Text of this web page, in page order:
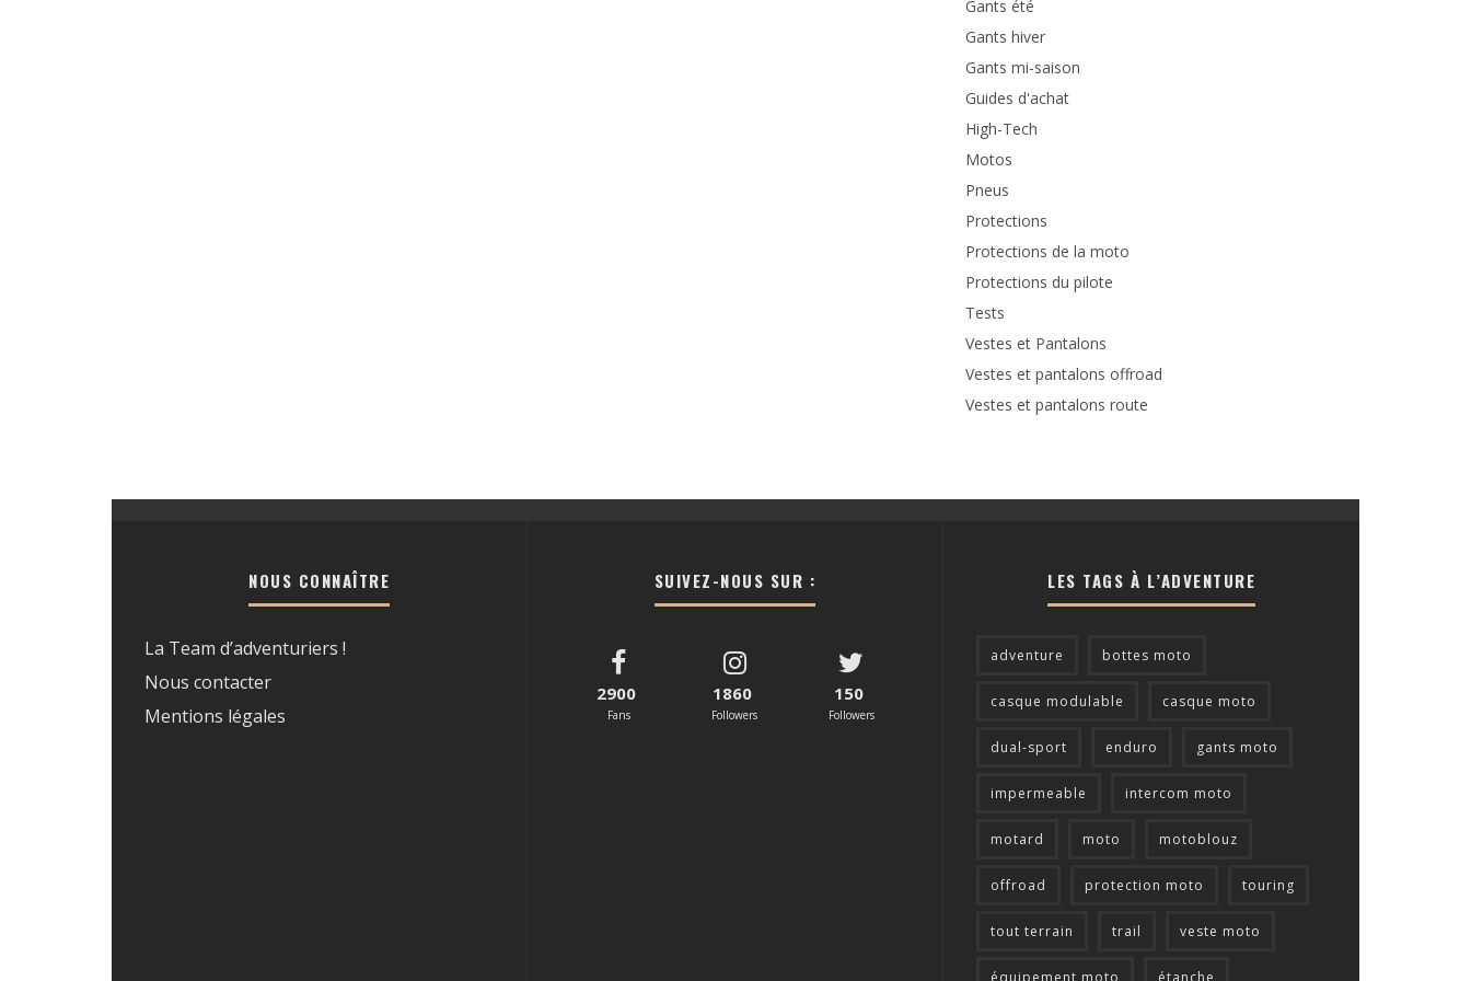
Gants été
Gants hiver
Gants mi-saison
Guides d'achat
High-Tech
Motos
Pneus
Protections
Protections de la moto
Protections du pilote
Tests
Vestes et Pantalons
Vestes et pantalons offroad
Vestes et pantalons route
NOUS CONNAÎTRE
La Team d’adventuriers !
Nous contacter
Mentions légales
SUIVEZ-NOUS SUR :
2900
Fans
1860
Followers
150
Followers
LES TAGS À L’ADVENTURE
adventure bottes moto
casque modulable casque moto
dual-sport enduro gants moto
impermeable intercom moto
motard moto motoblouz
offroad protection moto touring
tout terrain trail veste moto
équipement moto étanche